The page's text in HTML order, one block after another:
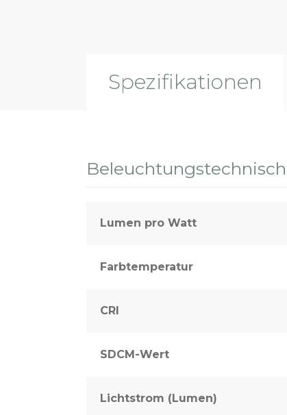
Spezifikationen
Lumen pro Watt
Farbtemperatur
CRI
SDCM-Wert
Lichtstrom (Lumen)